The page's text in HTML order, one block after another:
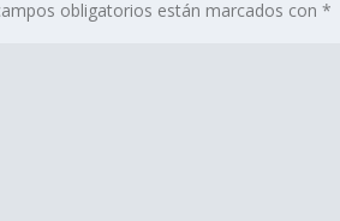
obligatorios están marcados con*